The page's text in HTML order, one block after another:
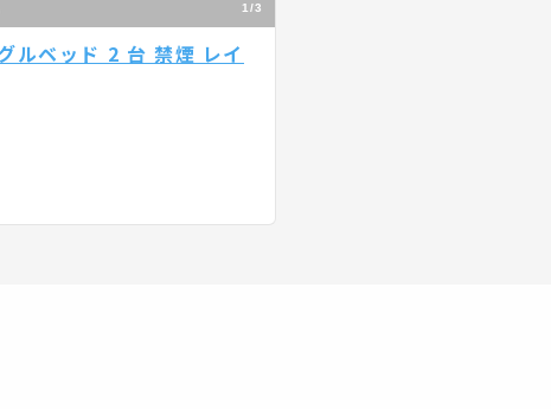
1/3
ルベッド 2 台 禁煙 レイ